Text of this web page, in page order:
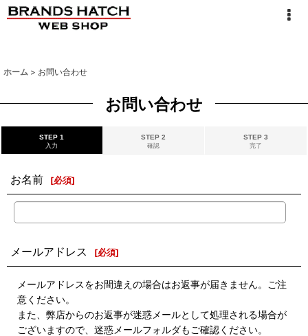
ホーム > お問い合わせ
お問い合わせ
STEP 1
入力
STEP 2
確認
STEP 3
完了
お名前 [必須]
メールアドレス [必須]
メールアドレスをお間違えの場合はお返事が届きません。ご注
意ください。
また、弊店からのお返事が迷惑メールとして処理される場合が
ございますので、迷惑メールフォルダもご確認ください。